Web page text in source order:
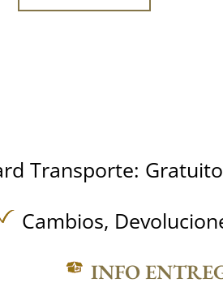
Transporte:
Cambios,
INFO